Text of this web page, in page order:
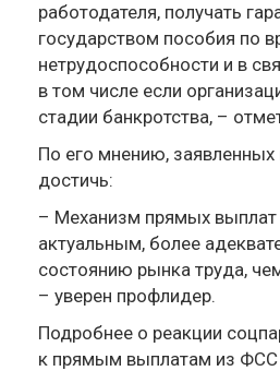
работодателя, получать
государством пособия по
нетрудоспособности и в
в том числе если
стадии банкротства, –
По его мнению, заявленных
достичь:
– Механизм прямых выплат
актуальным, более
состоянию рынка труда,
– уверен профлидер.
Подробнее о реакции
к прямым выплатам из ФСС